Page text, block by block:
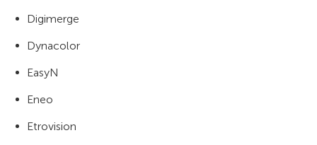
Digimerge
Dynacolor
EasyN
Eneo
Etrovision